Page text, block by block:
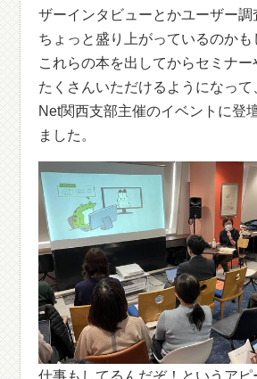
ザーインタビューとかユーザー
ちょっと盛り上がっているのかも
これらの本を出してからセミナ
たくさんいただけるようになっ
Net関西支部主催のイベントに登
ました。
仕事もしてるんだぞ！というアピ